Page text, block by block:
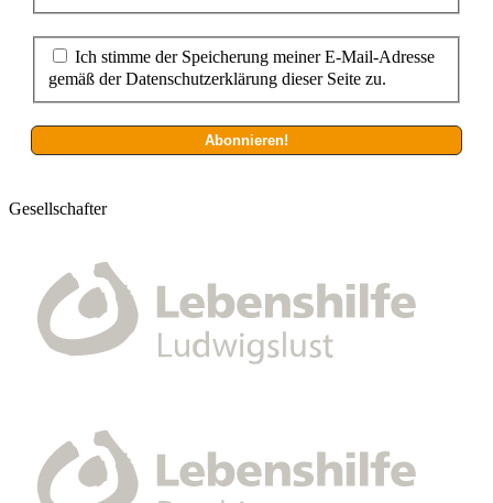
Ich stimme der Speicherung meiner E-Mail-Adresse
gemäß der Datenschutzerklärung dieser Seite zu.
Gesellschafter